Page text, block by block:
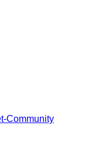
Community